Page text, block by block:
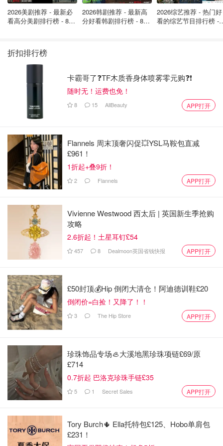
2026美剧推荐 - 最新必
看高分美剧排行榜 - 8月
2026韩剧推荐 - 最新高
分好看韩剧排行榜 - 8月
2026综艺推荐 - 热门好
看的综艺节目排行榜 -
折扣排行榜
卡霸哥了❓TF木质香身体喷雾零元购❓❗
随时无！运费也免！
8 15 AllBeauty APP打开
Flannels 周末顶奢闪促💥YSL马鞍包直减
£961！
1折起+叠9折！
2 Flannels APP打开
Vivienne Westwood 西太后 | 英国新生季抢购
攻略
2.6折起！土星耳钉£54
457 8 Dealmoon英国省钱快报 APP打开
£50封顶💰Hip 倒闭大清仓！阿迪德训鞋£20
倒闭价=白捡！又降了！！
3 The Hip Store APP打开
珍珠饰品专场🦪大溪地黑珍珠项链£69/原
£714
0.7折起 巴洛克珍珠手链£35
5 1 Secret Sales APP打开
Tory Burch🌵 Ella托特包£125、Hobo单肩包
£231！